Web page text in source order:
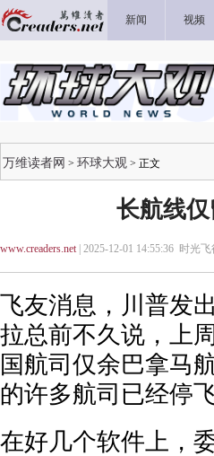
新闻 视频
万维读者网 > 环球大观 > 正文
长航线
www.creaders.net| 2025-12-01 14:55:36 时光飞
飞友消息，川普发
拉总前不久说，上
国航司仅余巴拿马
的许多航司已经停
在好几个软件上，